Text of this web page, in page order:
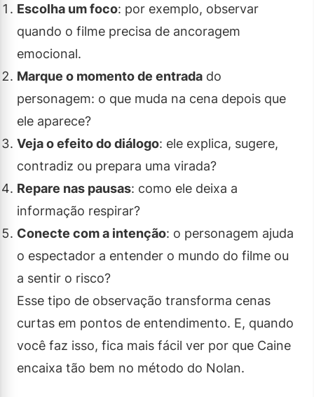
Escolha um foco: por exemplo, observar
quando o filme precisa de ancoragem
emocional.
Marque o momento de entrada do
personagem: o que muda na cena depois que
ele aparece?
Veja o efeito do diálogo: ele explica, sugere,
contradiz ou prepara uma virada?
Repare nas pausas: como ele deixa a
informação respirar?
Conecte com a intenção: o personagem ajuda
o espectador a entender o mundo do filme ou
a sentir o risco?
Esse tipo de observação transforma cenas
curtas em pontos de entendimento. E, quando
você faz isso, fica mais fácil ver por que Caine
encaixa tão bem no método do Nolan.